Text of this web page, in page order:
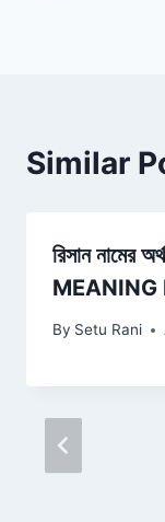
Similar
রিসান
MEANING
By Setu Rani